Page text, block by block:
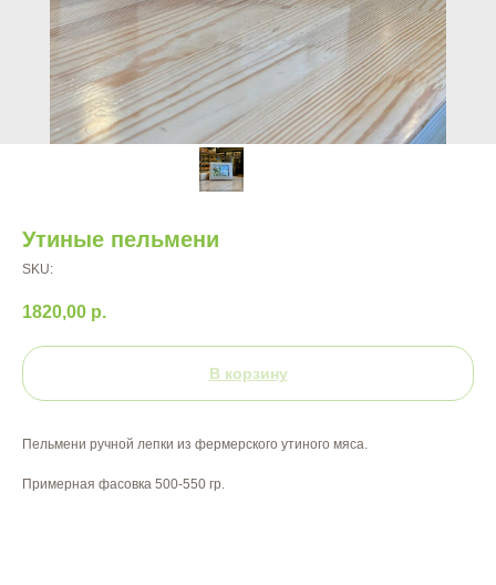
Утиные пельмени
SKU:
1820,00 р.
В корзину
Пельмени ручной лепки из фермерского утиного мяса.
Примерная фасовка 500-550 гр.